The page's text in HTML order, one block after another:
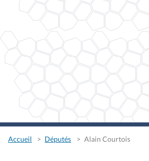
Accueil Députés Alain Courtois